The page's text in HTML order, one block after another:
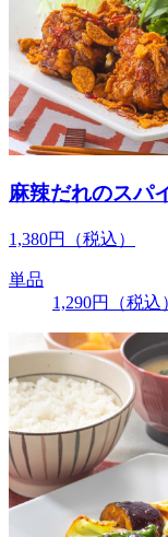
麻辣だれのスパ
1,380円 （税込）
単品
1,290円 （税込